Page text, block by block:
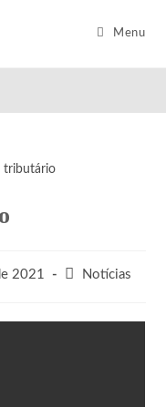
Menu
2021 Notícias